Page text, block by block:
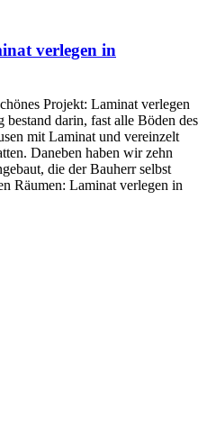
verlegen in
Projekt: Laminat verlegen
darin, fast alle Böden des
mit Laminat und vereinzelt
Daneben haben wir zehn
die der Bauherr selbst
Räumen: Laminat verlegen in